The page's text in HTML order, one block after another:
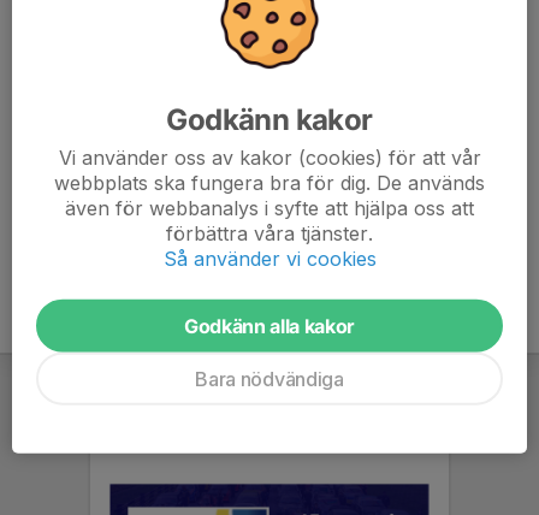
För verksamhetens genomförande skall föreningen kunna
verka för en dopingfri idrott.
Föreningsstadgar, antagna 2025-03-30
Godkänn kakor
Vi använder oss av kakor (cookies) för att vår
webbplats ska fungera bra för dig. De används
även för webbanalys i syfte att hjälpa oss att
förbättra våra tjänster.
Så använder vi cookies
Godkänn alla kakor
Bara nödvändiga